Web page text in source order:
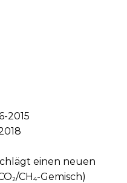
2015
einen neuen
2/CH4-Gemisch)